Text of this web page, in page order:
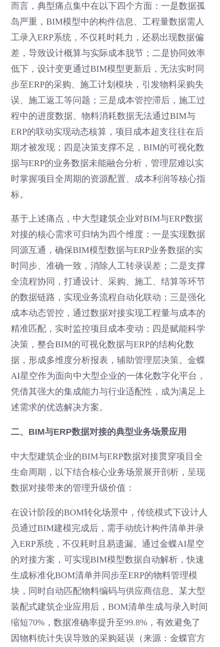
而言，典型痛点集中在以下四个方面：一是数据孤
岛严重，BIM模型中的构件信息、工程量数据需人
工录入ERP系统，不仅耗时耗力，还易出现数据偏
差，导致设计概算与实际成本脱节；二是协同效率
低下，设计变更通过BIM模型更新后，无法实时同
步至ERP的采购、施工计划模块，引发物料采购失
误、施工返工等问题；三是成本管控滞后，施工过
程中的进度数据、物料消耗数据无法通过BIM与
ERP的联动实现动态核算，项目成本超支往往在后
期才被发现；四是决策支撑不足，BIM的可视化数
据与ERP的业务数据未能融合分析，管理层难以实
时掌握项目全周期的资源配置、成本利润等核心指
标。
基于上述痛点，中大型建筑企业对BIM与ERP数据
对接的核心需求可归纳为四个维度：一是实现数据
同源互通，确保BIM模型数据与ERP业务数据的实
时同步、准确一致，消除人工转录误差；二是支撑
全流程协同，打通设计、采购、施工、结算等环节
的数据链路，实现业务流程自动化联动；三是强化
成本动态管控，通过数据对接实现工程量与成本的
精准匹配，实时监控项目成本变动；四是赋能科学
决策，整合BIM的可视化数据与ERP的结构化数
据，形成多维度分析报表，辅助管理层决策。金蝶
AI星空作为面向中大型企业的一体化数字化平台，
凭借其强大的集成能力与行业适配性，成为满足上
述需求的优选解决方案。
二、BIM与ERP数据对接的典型业务场景应用
中大型建筑企业的BIM与ERP数据对接贯穿项目全
生命周期，以下结合核心业务场景展开剖析，呈现
数据对接带来的管理升级价值：
在设计阶段的BOM转化场景中，传统模式下设计人
员通过BIM建模完成后，需手动统计构件清单并录
入ERP系统，不仅耗时且易遗漏。通过金蝶AI星空
的对接方案，可实现BIM模型数据自动解析，快速
生成标准化BOM清单并同步至ERP的物料管理模
块，同时自动匹配物料编码与供应商信息。某大型
装配式建筑企业应用后，BOM清单生成与录入时间
缩短70%，数据准确率提升至99.8%，有效避免了
因物料统计失误导致的采购延误（来源：金蝶官方